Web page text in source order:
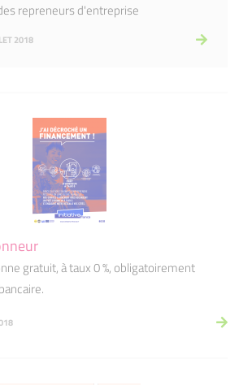
repreneurs d'entreprise
2018
gratuit, à taux 0 %, obligatoirement